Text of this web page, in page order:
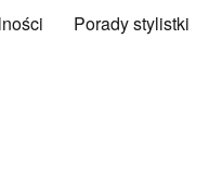
Porady stylistki